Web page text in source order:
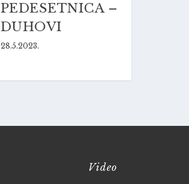
PEDESETNICA –
DUHOVI
28.5.2023.
Video